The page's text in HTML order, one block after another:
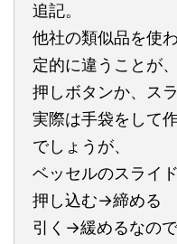
追記。
他社の類似品を使
定的に違うことが、
押しボタンか、ス
実際は手袋をして
でしょうが、
ベッセルのスライ
押し込む→締める
引く→緩めるなの